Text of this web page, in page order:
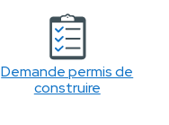
Demande permis de
construire